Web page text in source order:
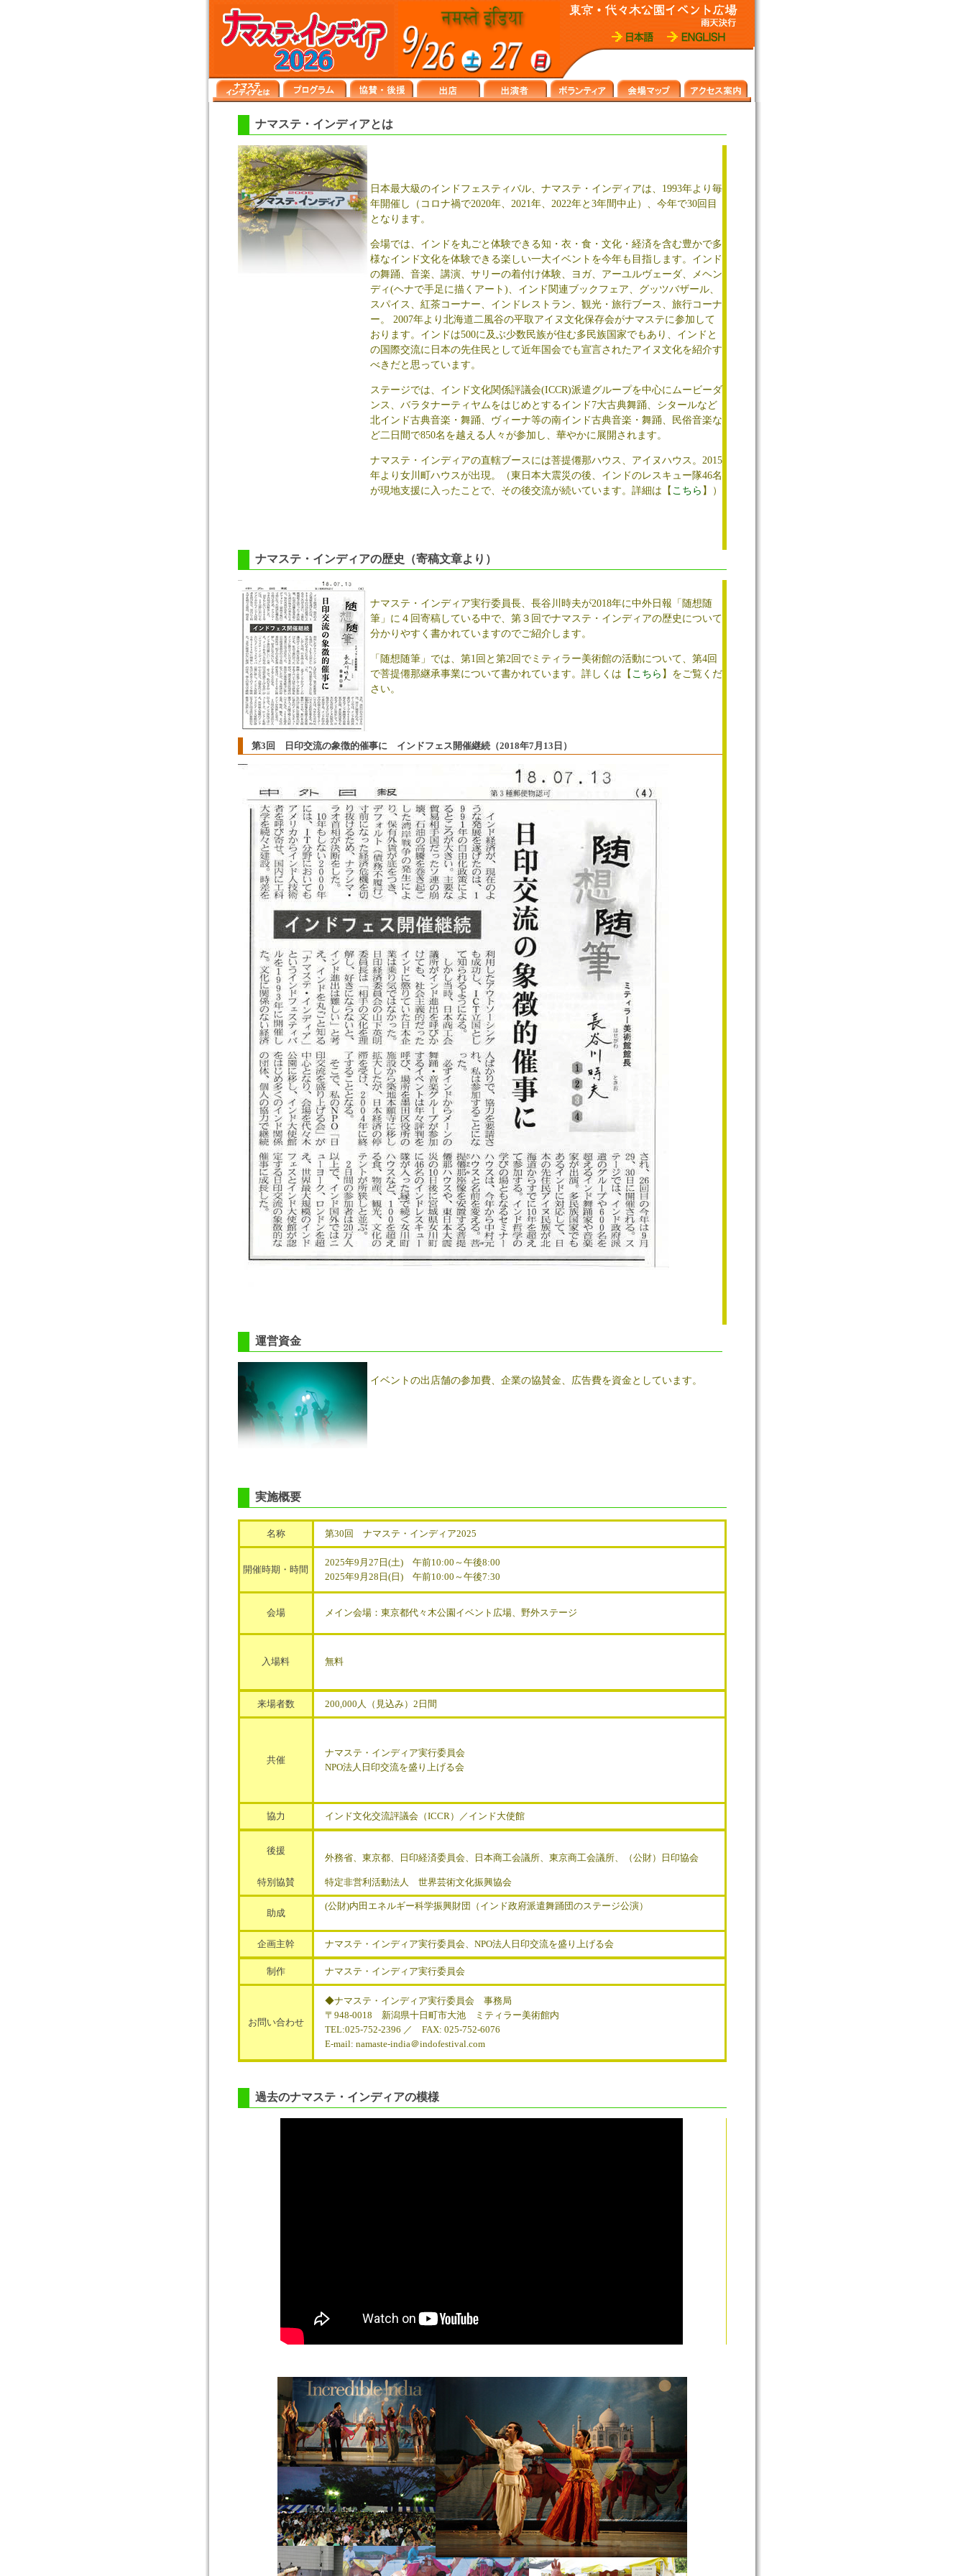
ナマステ・インディアとは
日本最大級のインドフェスティバル、ナマステ・インディアは、1993年より毎
年開催し（コロナ禍で2020年、2021年、2022年と3年間中止）、今年で30回目
となります。
会場では、インドを丸ごと体験できる知・衣・食・文化・経済を含む豊かで多
様なインド文化を体験できる楽しい一大イベントを今年も目指します。インド
の舞踊、音楽、講演、サリーの着付け体験、ヨガ、アーユルヴェーダ、メヘン
ディ(ヘナで手足に描くアート)、インド関連ブックフェア、グッツバザール、
スパイス、紅茶コーナー、インドレストラン、観光・旅行ブース、旅行コーナ
ー。 2007年より北海道二風谷の平取アイヌ文化保存会がナマステに参加して
おります。インドは500に及ぶ少数民族が住む多民族国家でもあり、インドと
の国際交流に日本の先住民として近年国会でも宣言されたアイヌ文化を紹介す
べきだと思っています。
ステージでは、インド文化関係評議会(ICCR)派遣グループを中心にムービーダ
ンス、バラタナーティヤムをはじめとするインド7大古典舞踊、シタールなど
北インド古典音楽・舞踊、ヴィーナ等の南インド古典音楽・舞踊、民俗音楽な
ど二日間で850名を越える人々が参加し、華やかに展開されます。
ナマステ・インディアの直轄ブースには菩提僊那ハウス、アイヌハウス。2015
年より女川町ハウスが出現。（東日本大震災の後、インドのレスキュー隊46名
が現地支援に入ったことで、その後交流が続いています。詳細は【 こちら 】）
ナマステ・インディアの歴史（寄稿文章より）
ナマステ・インディア実行委員長、長谷川時夫が2018年に中外日報「随想随
筆」に４回寄稿している中で、第３回でナマステ・インディアの歴史について
分かりやすく書かれていますのでご紹介します。
「随想随筆」では、第1回と第2回でミティラー美術館の活動について、第4回
で菩提僊那継承事業について書かれています。詳しくは【 こちら 】をご覧くだ
さい。
第3回 日印交流の象徴的催事に インドフェス開催継続（2018年7月13日）
運営資金
イベントの出店舗の参加費、企業の協賛金、広告費を資金としています。
実施概要
名称 第30回 ナマステ・インディア2025
開催時期・時間
2025年9月27日(土) 午前10:00～午後8:00
2025年9月28日(日) 午前10:00～午後7:30
会場 メイン会場：東京都代々木公園イベント広場、野外ステージ
入場料 無料
来場者数 200,000人（見込み）2日間
共催
ナマステ・インディア実行委員会
NPO法人日印交流を盛り上げる会
協力 インド文化交流評議会（ICCR）／インド大使館
後援
外務省、東京都、日印経済委員会、日本商工会議所、東京商工会議所、（公財）日印協会
特別協賛 特定非営利活動法人 世界芸術文化振興協会
助成
(公財)内田エネルギー科学振興財団（インド政府派遣舞踊団のステージ公演）
企画主幹 ナマステ・インディア実行委員会、NPO法人日印交流を盛り上げる会
制作 ナマステ・インディア実行委員会
お問い合わせ
◆ナマステ・インディア実行委員会 事務局
〒948-0018 新潟県十日町市大池 ミティラー美術館内
TEL:025-752-2396 ／ FAX: 025-752-6076
E-mail: namaste-india＠indofestival.com
過去のナマステ・インディアの模様